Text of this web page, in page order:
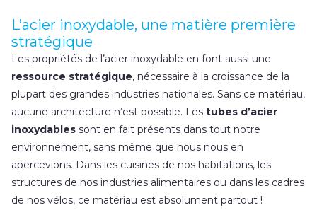
L’acier inoxydable, une matière première
stratégique
Les propriétés de l’acier inoxydable en font aussi une
ressource stratégique, nécessaire à la croissance de la
plupart des grandes industries nationales. Sans ce matériau,
aucune architecture n’est possible. Les tubes d’acier
inoxydables sont en fait présents dans tout notre
environnement, sans même que nous nous en
apercevions. Dans les cuisines de nos habitations, les
structures de nos industries alimentaires ou dans les cadres
de nos vélos, ce matériau est absolument partout !